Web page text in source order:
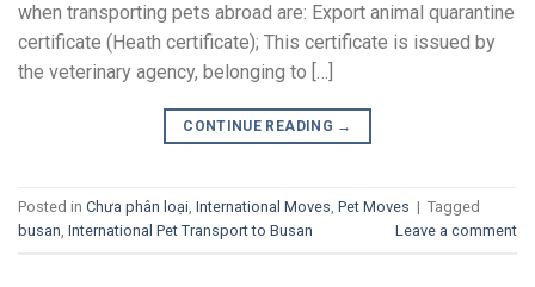
when transporting pets abroad are: Export animal quarantine
certificate (Heath certificate); This certificate is issued by
the veterinary agency, belonging to […]
CONTINUE READING →
Posted in Chưa phân loại, International Moves, Pet Moves | Tagged
busan, International Pet Transport to Busan Leave a comment